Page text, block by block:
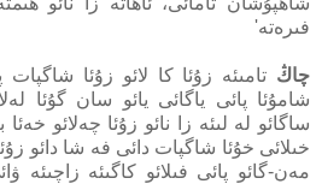
فىرەتە'
چاڭ تامىئە زۇئا كا لائو زۇئا
شامۇئا پائى ياگائى يائو سان گۇئا
ساگائو لە لىئە زا نائو زۇئا چەلائو خەئا
خىلائى خۇئا شاگپات دائى فە شا دائو
مەن-گائو پائى فىلائو كاگىئە زاچىئە